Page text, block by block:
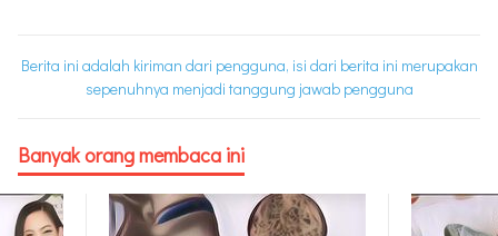
Berita ini adalah kiriman dari pengguna, isi dari berita ini merupakan
sepenuhnya menjadi tanggung jawab pengguna
Banyak orang membaca ini